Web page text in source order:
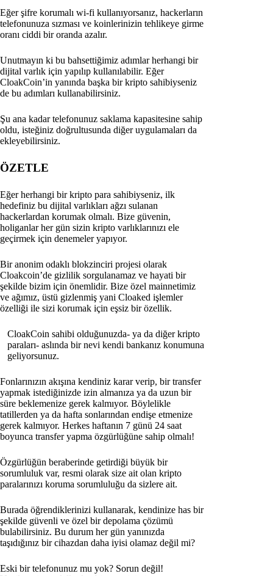
Eğer şifre korumalı wi-fi kullanıyorsanız, hackerların
telefonunuza sızması ve koinlerinizin tehlikeye girme
oranı ciddi bir oranda azalır.
Unutmayın ki bu bahsettiğimiz adımlar herhangi bir
dijital varlık için yapılıp kullanılabilir. Eğer
CloakCoin’in yanında başka bir kripto sahibiyseniz
de bu adımları kullanabilirsiniz.
Şu ana kadar telefonunuz saklama kapasitesine sahip
oldu, isteğiniz doğrultusunda diğer uygulamaları da
ekleyebilirsiniz.
ÖZETLE
Eğer herhangi bir kripto para sahibiyseniz, ilk
hedefiniz bu dijital varlıkları ağzı sulanan
hackerlardan korumak olmalı. Bize güvenin,
holiganlar her gün sizin kripto varlıklarınızı ele
geçirmek için denemeler yapıyor.
Bir anonim odaklı blokzinciri projesi olarak
Cloakcoin’de gizlilik sorgulanamaz ve hayati bir
şekilde bizim için önemlidir. Bize özel mainnetimiz
ve ağımız, üstü gizlenmiş yani Cloaked işlemler
özelliği ile sizi korumak için eşsiz bir özellik.
CloakCoin sahibi olduğunuzda- ya da diğer kripto
paraları- aslında bir nevi kendi bankanız konumuna
geliyorsunuz.
Fonlarınızın akışına kendiniz karar verip, bir transfer
yapmak istediğinizde izin almanıza ya da uzun bir
süre beklemenize gerek kalmıyor. Böylelikle
tatillerden ya da hafta sonlarından endişe etmenize
gerek kalmıyor. Herkes haftanın 7 günü 24 saat
boyunca transfer yapma özgürlüğüne sahip olmalı!
Özgürlüğün beraberinde getirdiği büyük bir
sorumluluk var, resmi olarak size ait olan kripto
paralarınızı koruma sorumluluğu da sizlere ait.
Burada öğrendiklerinizi kullanarak, kendinize has bir
şekilde güvenli ve özel bir depolama çözümü
bulabilirsiniz. Bu durum her gün yanınızda
taşıdığınız bir cihazdan daha iyisi olamaz değil mi?
Eski bir telefonunuz mu yok? Sorun değil!